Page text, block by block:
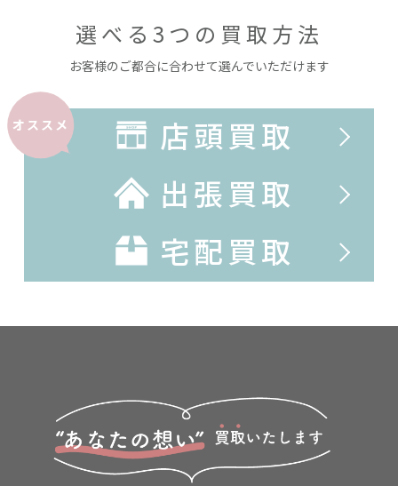
選べる3つの買取方法
お客様のご都合に合わせて選んでいただけます
オススメ
店頭買取
出張買取
宅配買取